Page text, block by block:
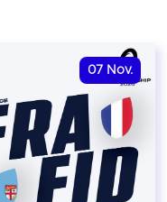
07 Nov.